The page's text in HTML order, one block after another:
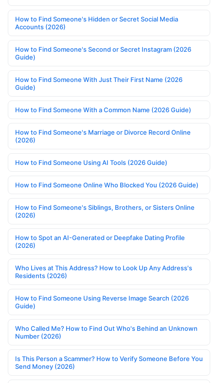
How to Find Someone's Hidden or Secret Social Media
Accounts (2026)
How to Find Someone's Second or Secret Instagram (2026
Guide)
How to Find Someone With Just Their First Name (2026
Guide)
How to Find Someone With a Common Name (2026 Guide)
How to Find Someone's Marriage or Divorce Record Online
(2026)
How to Find Someone Using AI Tools (2026 Guide)
How to Find Someone Online Who Blocked You (2026 Guide)
How to Find Someone's Siblings, Brothers, or Sisters Online
(2026)
How to Spot an AI-Generated or Deepfake Dating Profile
(2026)
Who Lives at This Address? How to Look Up Any Address's
Residents (2026)
How to Find Someone Using Reverse Image Search (2026
Guide)
Who Called Me? How to Find Out Who's Behind an Unknown
Number (2026)
Is This Person a Scammer? How to Verify Someone Before You
Send Money (2026)